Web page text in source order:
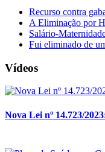
Recurso contra
A Eliminação por
Salário-
Fui eliminado de
Vídeos
Nova Lei nº 14.723/